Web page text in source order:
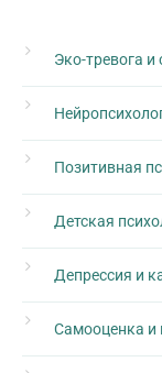
Эко-тревога
Позитивная
Детская
Депрессия и
Самооценка и